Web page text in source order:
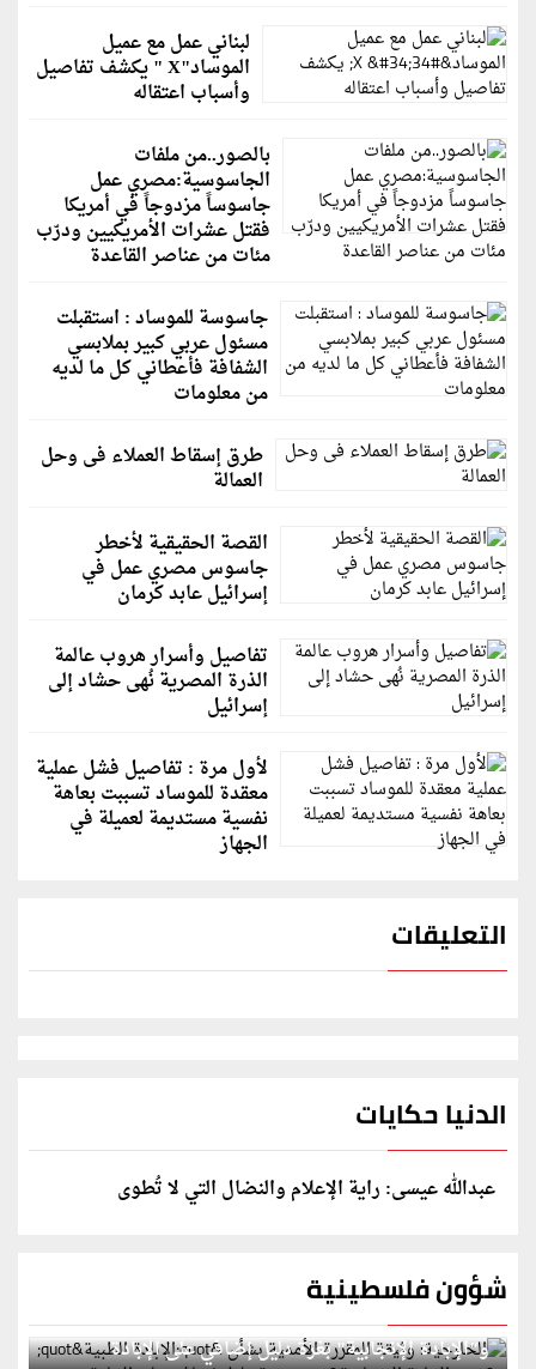
لبناني عمل مع عميل
الموساد"X " يكشف تفاصيل
وأسباب اعتقاله
بالصور..من ملفات
الجاسوسية:مصري عمل
جاسوساً مزدوجاً في أمريكا
فقتل عشرات الأمريكيين ودرّب
مئات من عناصر القاعدة
جاسوسة للموساد : استقبلت
مسئول عربي كبير بملابسي
الشفافة فأعطاني كل ما لديه
من معلومات
طرق إسقاط العملاء فى وحل
العمالة
القصة الحقيقية لأخطر
جاسوس مصري عمل في
إسرائيل عابد كرمان
تفاصيل وأسرار هروب عالمة
الذرة المصرية نُهى حشاد إلى
إسرائيل
لأول مرة : تفاصيل فشل عملية
معقدة للموساد تسببت بعاهة
نفسية مستديمة لعميلة في
الجهاز
التعليقات
الدنيا حكايات
عبدالله عيسى: راية الإعلام والنضال التي لا تُطوى
شؤون فلسطينية
الخارجية: وثيقة المقررة الأممية بشأن "الإبادة الطبية"
و"الإبادة الإنجابية" بغزة دليل إضافي على الإبادة